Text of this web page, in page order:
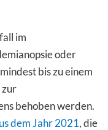
im
oder
bis zu einem
zur
behoben werden.
dem Jahr 2021, die